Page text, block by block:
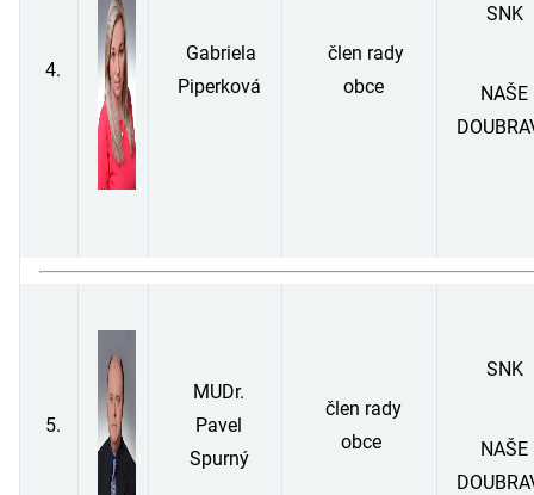
4.
Gabriela
Piperková
člen rady
obce
SNK
NAŠE
5.
MUDr.
Pavel
Spurný
člen rady
obce
SNK
NAŠE